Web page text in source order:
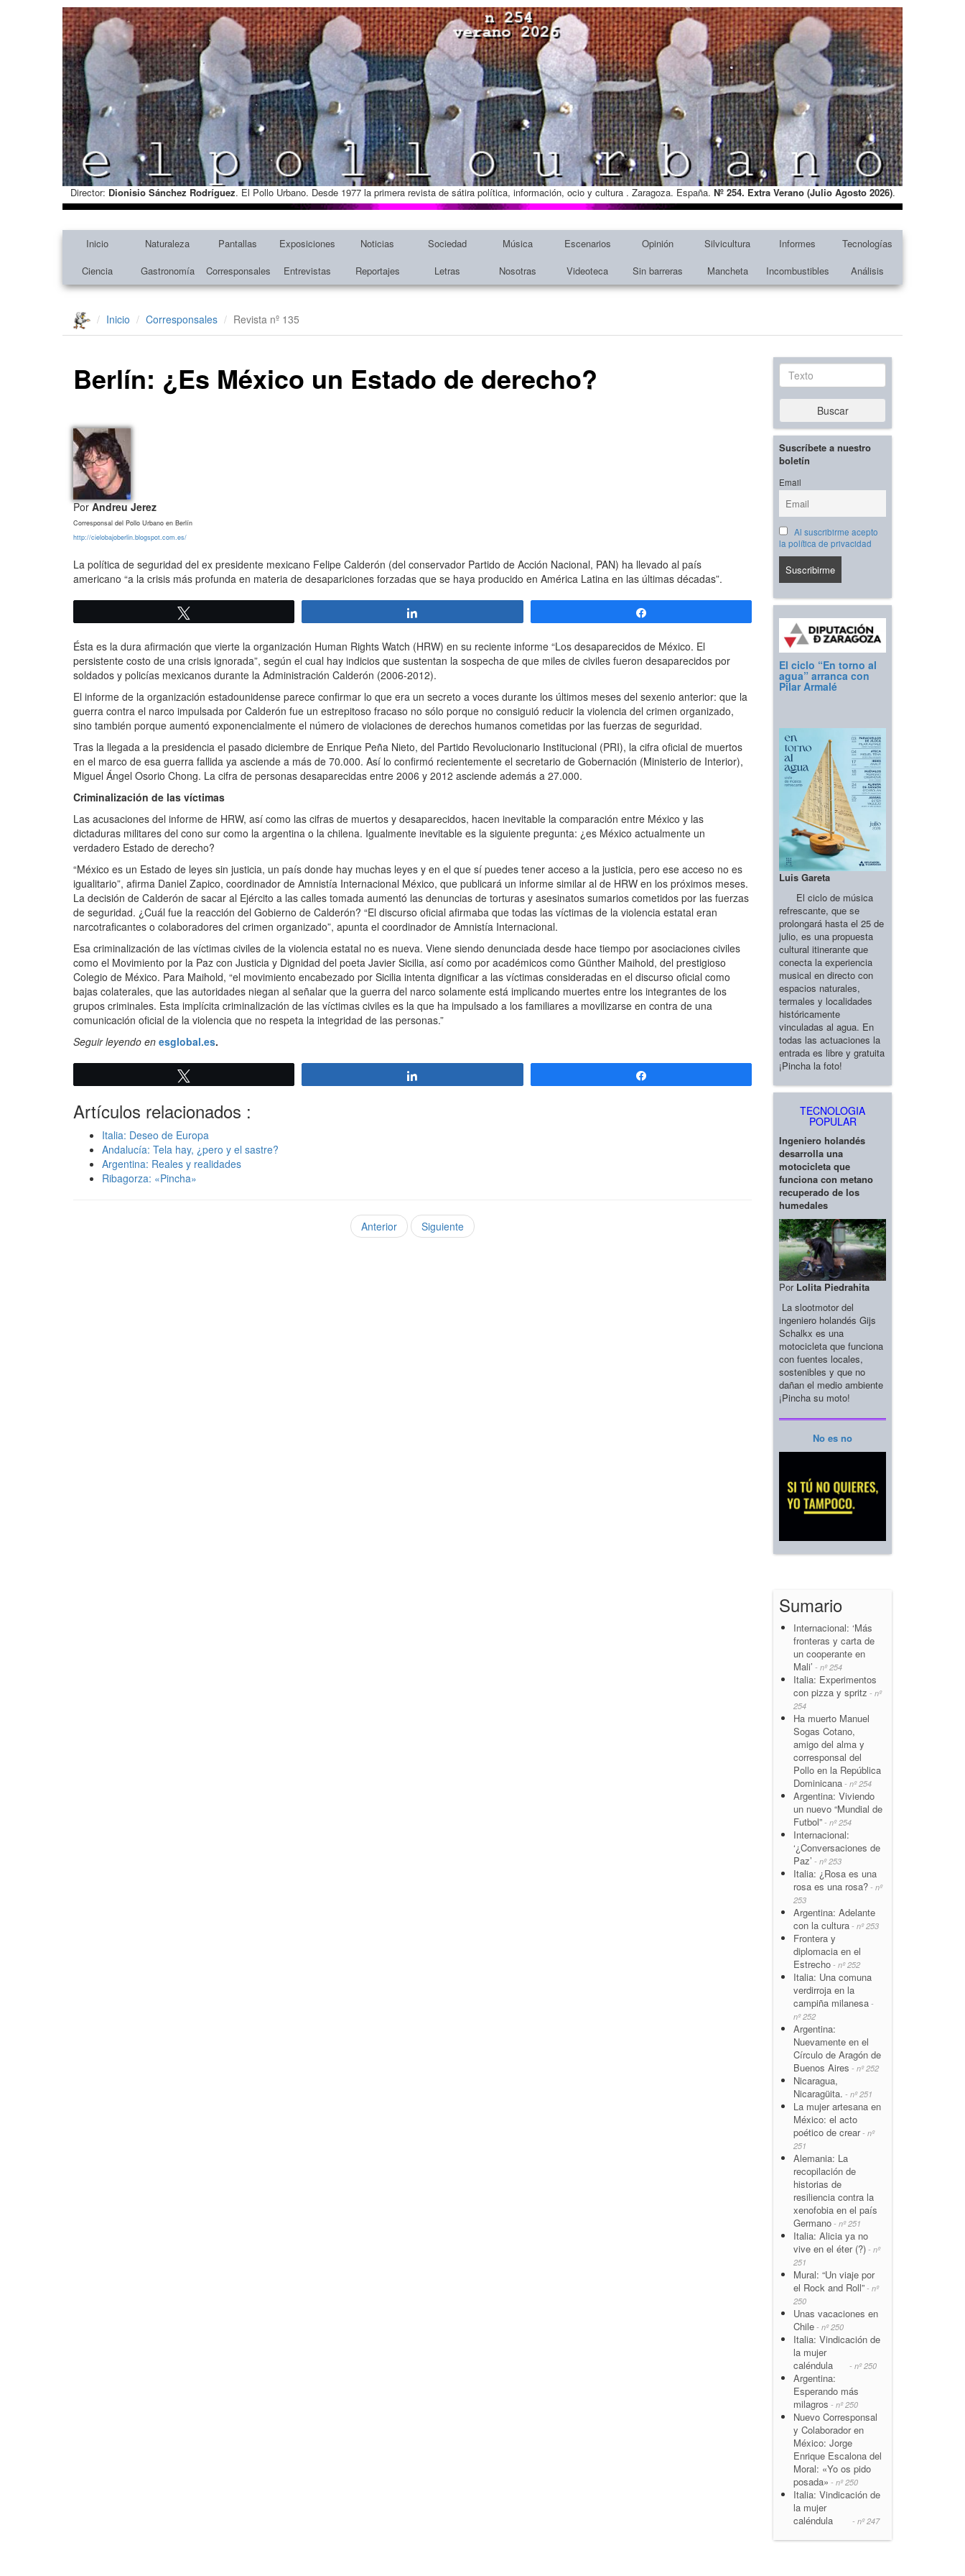
Director: Dionisio Sánchez Rodríguez. El Pollo Urbano. Desde 1977 la primera revista de sátira política, información, ocio y cultura . Zaragoza. España. Nº 254. Extra Verano (Julio Agosto 2026).
Inicio Naturaleza Pantallas Exposiciones Noticias Sociedad Música Escenarios Opinión Silvicultura Informes
Tecnologías
Ciencia
Gastronomía Corresponsales Entrevistas Reportajes Letras Nosotras Videoteca Sin barreras Mancheta Incombustibles Análisis
Inicio Corresponsales Revista nº 135
Berlín: ¿Es México un Estado de derecho?
PorAndreu Jerez
Corresponsal del Pollo Urbano en Berlín
http://cielobajoberlin.blogspot.com.es/
La política de seguridad del ex presidente mexicano Felipe Calderón (del conservador Partido de Acción Nacional, PAN) ha llevado al país
americano “a la crisis más profunda en materia de desapariciones forzadas que se haya producido en América Latina en las últimas décadas”.
Ésta es la dura afirmación que vierte la organización Human Rights Watch (HRW) en su reciente informe “Los desaparecidos de México. El
persistente costo de una crisis ignorada”, según el cual hay indicios que sustentan la sospecha de que miles de civiles fueron desaparecidos por
soldados y policías mexicanos durante la Administración Calderón (2006-2012).
El informe de la organización estadounidense parece confirmar lo que era un secreto a voces durante los últimos meses del sexenio anterior: que la
guerra contra el narco impulsada por Calderón fue un estrepitoso fracaso no sólo porque no consiguió reducir la violencia del crimen organizado,
sino también porque aumentó exponencialmente el número de violaciones de derechos humanos cometidas por las fuerzas de seguridad.
Tras la llegada a la presidencia el pasado diciembre de Enrique Peña Nieto, del Partido Revolucionario Institucional (PRI), la cifra oficial de muertos
en el marco de esa guerra fallida ya asciende a más de 70.000. Así lo confirmó recientemente el secretario de Gobernación (Ministerio de Interior),
Miguel Ángel Osorio Chong. La cifra de personas desaparecidas entre 2006 y 2012 asciende además a 27.000.
Criminalización de las víctimas
Las acusaciones del informe de HRW, así como las cifras de muertos y desaparecidos, hacen inevitable la comparación entre México y las
dictaduras militares del cono sur como la argentina o la chilena. Igualmente inevitable es la siguiente pregunta: ¿es México actualmente un
verdadero Estado de derecho?
“México es un Estado de leyes sin justicia, un país donde hay muchas leyes y en el que sí puedes tener acceso a la justicia, pero ese acceso no es
igualitario”, afirma Daniel Zapico, coordinador de Amnistía Internacional México, que publicará un informe similar al de HRW en los próximos meses.
La decisión de Calderón de sacar al Ejército a las calles tomada aumentó las denuncias de torturas y asesinatos sumarios cometidos por las fuerzas
de seguridad. ¿Cuál fue la reacción del Gobierno de Calderón? “El discurso oficial afirmaba que todas las víctimas de la violencia estatal eran
narcotraficantes o colaboradores del crimen organizado”, apunta el coordinador de Amnistía Internacional.
Esa criminalización de las víctimas civiles de la violencia estatal no es nueva. Viene siendo denunciada desde hace tiempo por asociaciones civiles
como el Movimiento por la Paz con Justicia y Dignidad del poeta Javier Sicilia, así como por académicos como Günther Maihold, del prestigioso
Colegio de México. Para Maihold, “el movimiento encabezado por Sicilia intenta dignificar a las víctimas consideradas en el discurso oficial como
bajas colaterales, que las autoridades niegan al señalar que la guerra del narco solamente está implicando muertes entre los integrantes de los
grupos criminales. Esta implícita criminalización de las víctimas civiles es la que ha impulsado a los familiares a movilizarse en contra de una
comunicación oficial de la violencia que no respeta la integridad de las personas.”
Seguir leyendo en esglobal.es.
Artículos relacionados :
Italia: Deseo de Europa
Andalucía: Tela hay, ¿pero y el sastre?
Argentina: Reales y realidades
Ribagorza: «Pincha»
Anterior Siguiente
Texto
Buscar
Suscríbete a nuestro
boletín
Email
Al suscribirme acepto
la política de privacidad
El ciclo “En torno al
agua” arranca con
Pilar Armalé
Luis Gareta
El ciclo de música
refrescante, que se
prolongará hasta el 25 de
julio, es una propuesta
cultural itinerante que
conecta la experiencia
musical en directo con
espacios naturales,
termales y localidades
históricamente
vinculadas al agua. En
todas las actuaciones la
entrada es libre y gratuita
¡Pincha la foto!
TECNOLOGIA
POPULAR
Ingeniero holandés
desarrolla una
motocicleta que
funciona con metano
recuperado de los
humedales
Por Lolita Piedrahita
La slootmotor del
ingeniero holandés Gijs
Schalkx es una
motocicleta que funciona
con fuentes locales,
sostenibles y que no
dañan el medio ambiente
¡Pincha su moto!
No es no
Sumario
Internacional: ‘Más
fronteras y carta de
un cooperante en
Mali’ - nº 254
Italia: Experimentos
con pizza y spritz - nº
254
Ha muerto Manuel
Sogas Cotano,
amigo del alma y
corresponsal del
Pollo en la República
Dominicana - nº 254
Argentina: Viviendo
un nuevo “Mundial de
Futbol” - nº 254
Internacional:
‘¿Conversaciones de
Paz’ - nº 253
Italia: ¿Rosa es una
rosa es una rosa? - nº
253
Argentina: Adelante
con la cultura - nº 253
Frontera y
diplomacia en el
Estrecho - nº 252
Italia: Una comuna
verdirroja en la
campiña milanesa -
nº 252
Argentina:
Nuevamente en el
Círculo de Aragón de
Buenos Aires - nº 252
Nicaragua,
Nicaragüita. - nº 251
La mujer artesana en
México: el acto
poético de crear- nº
251
Alemania: La
recopilación de
historias de
resiliencia contra la
xenofobia en el país
Germano - nº 251
Italia: Alicia ya no
vive en el éter (?) - nº
251
Mural: “Un viaje por
el Rock and Roll” - nº
250
Unas vacaciones en
Chile - nº 250
Italia: Vindicación de
la mujer
caléndula
- nº 250
Argentina:
Esperando más
milagros - nº 250
Nuevo Corresponsal
y Colaborador en
México: Jorge
Enrique Escalona del
Moral: «Yo os pido
posada» - nº 250
Italia: Vindicación de
la mujer
caléndula
- nº 247